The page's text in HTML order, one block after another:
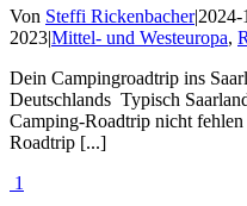
Von Steffi Rickenbacher|2024-
2023|Mittel- und Westeuropa,
Dein Campingroadtrip ins
Deutschlands Typisch
Camping-Roadtrip nicht
Roadtrip [...]
1